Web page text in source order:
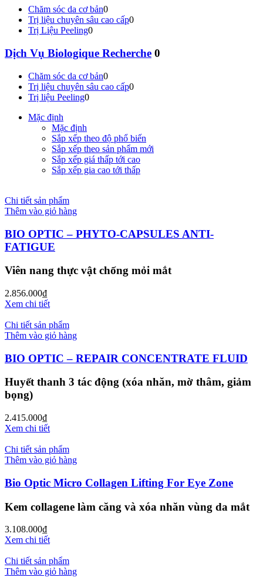
Chăm sóc da cơ bản0
Trị liệu chuyên sâu cao cấp0
Trị Liệu Peeling0
Dịch Vụ Biologique Recherche 0
Chăm sóc da cơ bản0
Trị liệu chuyên sâu cao cấp0
Trị liệu Peeling0
Mặc định
Mặc định
Sắp xếp theo độ phổ biến
Sắp xếp theo sản phẩm mới
Sắp xếp giá thấp tới cao
Sắp xếp gia cao tới thấp
Chi tiết sản phẩm
Thêm vào giỏ hàng
BIO OPTIC – PHYTO-CAPSULES ANTI-
FATIGUE
Viên nang thực vật chống mỏi mắt
2.856.000₫
Xem chi tiết
Chi tiết sản phẩm
Thêm vào giỏ hàng
BIO OPTIC – REPAIR CONCENTRATE FLUID
Huyết thanh 3 tác động (xóa nhăn, mờ thâm, giảm
bọng)
2.415.000₫
Xem chi tiết
Chi tiết sản phẩm
Thêm vào giỏ hàng
Bio Optic Micro Collagen Lifting For Eye Zone
Kem collagene làm căng và xóa nhăn vùng da mắt
3.108.000₫
Xem chi tiết
Chi tiết sản phẩm
Thêm vào giỏ hàng